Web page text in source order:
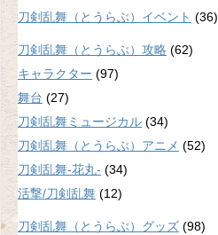
刀剣乱舞（とうらぶ）イベント (36)
刀剣乱舞（とうらぶ）攻略 (62)
キャラクター (97)
舞台 (27)
刀剣乱舞ミュージカル (34)
刀剣乱舞（とうらぶ）アニメ (52)
刀剣乱舞-花丸- (34)
活撃/刀剣乱舞 (12)
刀剣乱舞（とうらぶ）グッズ (98)